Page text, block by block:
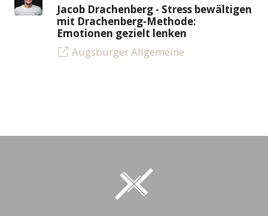
Jacob Drachenberg - Stress bewältigen
mit Drachenberg-Methode:
Emotionen gezielt lenken
Augsburger Allgemeine